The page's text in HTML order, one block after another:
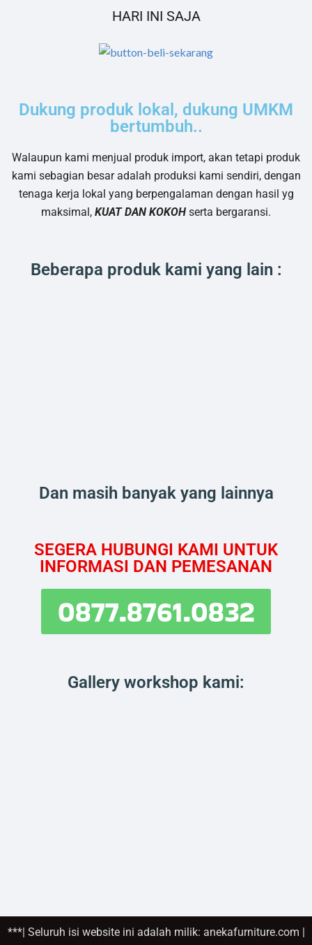
HARI INI SAJA
Dukung produk lokal, dukung UMKM
bertumbuh..
Walaupun kami menjual produk import, akan tetapi produk
kami sebagian besar adalah produksi kami sendiri, dengan
tenaga kerja lokal yang berpengalaman dengan hasil yg
maksimal, KUAT DAN KOKOH serta bergaransi.
Beberapa produk kami yang lain :
Dan masih banyak yang lainnya
SEGERA HUBUNGI KAMI UNTUK
INFORMASI DAN PEMESANAN
0877.8761.0832
Gallery workshop kami:
***| Seluruh isi website ini adalah milik: anekafurniture.com |